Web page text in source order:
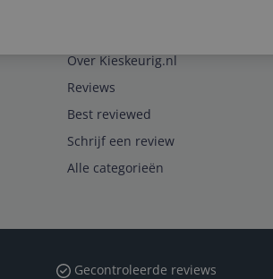
Over Kieskeurig.nl
Reviews
Best reviewed
Schrijf een review
Alle categorieën
Gecontroleerde reviews